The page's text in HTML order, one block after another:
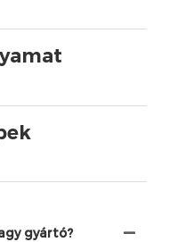
gyártó?